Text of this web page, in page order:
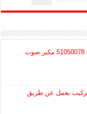
خدمة تركيب سماعات سقف 51050078 مكبر صوت
شراء خط أرضي 222 تركيب يعمل عن طريق